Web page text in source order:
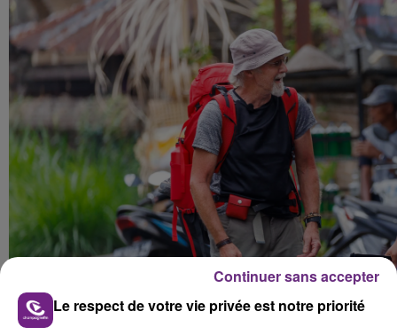
Le respect de votre vie privée est notre priorité
Continuer sans accepter